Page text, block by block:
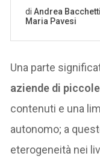
Una parte
aziende di
contenuti e una
autonomo; a
eterogeneità nei